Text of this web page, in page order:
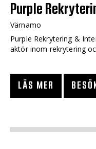
Purple
Värnamo
Purple Rekrytering &
aktör inom rekrytering
LÄS MER